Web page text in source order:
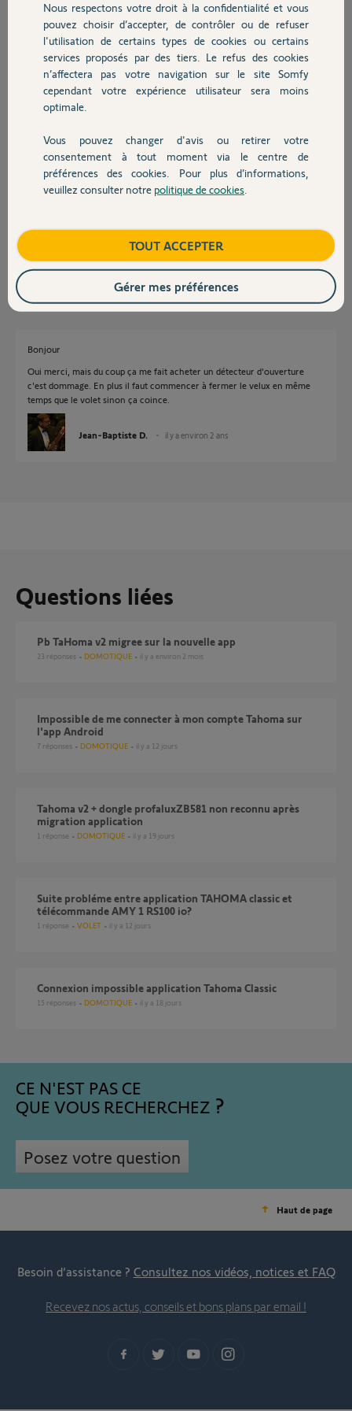
Chauffage
Autres produits
Devis avec un pro
Contact
Merci !!
il y a environ 2 ans
Participer au fil de discussion
Réponses
par exemple un détecteur d'ouverture et ensuite exécuter un scénario
Bonjour
Oui merci, mais du coup ça me fait acheter un détecteur d'ouverture
c'est dommage. En plus il faut commencer à fermer le velux en même
temps que le volet sinon ça coince.
Jean-Baptiste D. il y a environ 2 ans
Questions liées
Pb TaHoma v2 migree sur la nouvelle app
23 réponses DOMOTIQUE il y a environ 2 mois
Impossible de me connecter à mon compte Tahoma sur
l'app Android
7 réponses DOMOTIQUE il y a 12 jours
tahoma v2 + dongle profaluxZB581 non reconnu après
migration application
1 réponse DOMOTIQUE il y a 19 jours
Suite probléme entre application TAHOMA classic et
télécommande AMY 1 RS100 io?
1 réponse VOLET il y a 12 jours
Connexion impossible application Tahoma Classic
15 réponses DOMOTIQUE il y a 18 jours
CE N'EST PAS CE
QUE VOUS RECHERCHEZ
Posez votre question
Haut de page
Besoin d’assistance ? Consultez nos vidéos, notices et FAQ
Recevez nos actus, conseils et bons plans par email !
Nous respectons votre droit à la confidentialité et vous
pouvez choisir d’accepter, de contrôler ou de refuser
l'utilisation de certains types de cookies ou certains
services proposés par des tiers. Le refus des cookies
n’affectera pas votre navigation sur le site Somfy
cependant votre expérience utilisateur sera moins
optimale.
Vous pouvez changer d'avis ou retirer votre
consentement à tout moment via le centre de
préférences des cookies. Pour plus d’informations,
veuillez consulter notre politique de cookies
TOUT ACCEPTER
Gérer mes préférences